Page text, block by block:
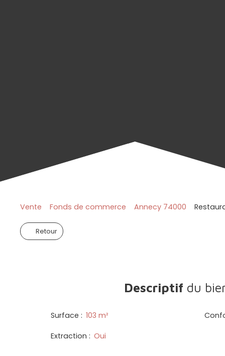
Vente Fonds de commerce Annecy 74000
Retour
Descriptif du
Surface : 103 m²
Extraction : Oui